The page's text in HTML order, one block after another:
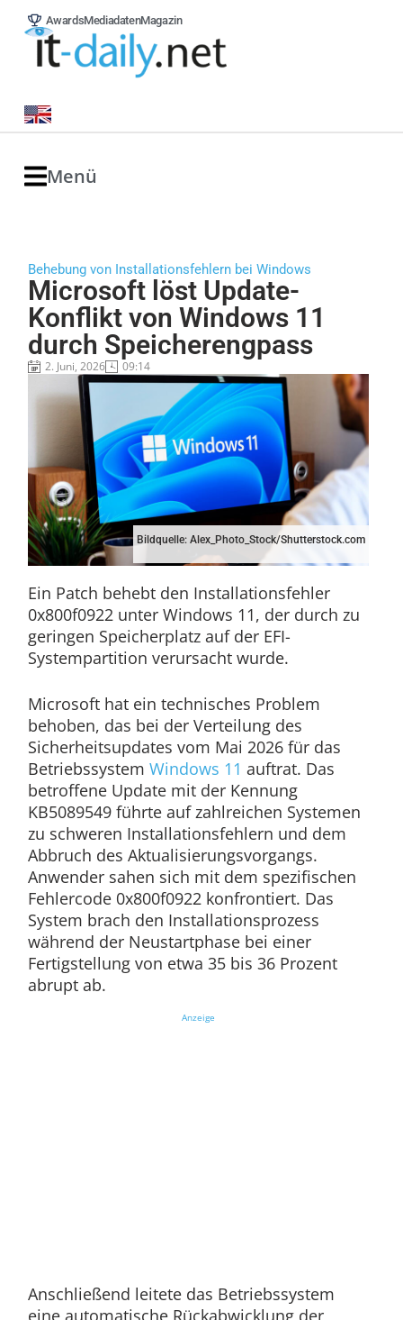
AwardsMediadatenMagazin
Menü
Behebung von Installationsfehlern bei Windows
Microsoft löst Update-
Konflikt von Windows 11
durch Speicherengpass
2. Juni, 2026 09:14
Bildquelle: Alex_Photo_Stock/Shutterstock.com
Ein Patch behebt den Installationsfehler
0x800f0922 unter Windows 11, der durch zu
geringen Speicherplatz auf der EFI-
Systempartition verursacht wurde.
Microsoft hat ein technisches Problem
behoben, das bei der Verteilung des
Sicherheitsupdates vom Mai 2026 für das
Betriebssystem Windows 11 auftrat. Das
betroffene Update mit der Kennung
KB5089549 führte auf zahlreichen Systemen
zu schweren Installationsfehlern und dem
Abbruch des Aktualisierungsvorgangs.
Anwender sahen sich mit dem spezifischen
Fehlercode 0x800f0922 konfrontiert. Das
System brach den Installationsprozess
während der Neustartphase bei einer
Fertigstellung von etwa 35 bis 36 Prozent
abrupt ab.
Anzeige
Anschließend leitete das Betriebssystem